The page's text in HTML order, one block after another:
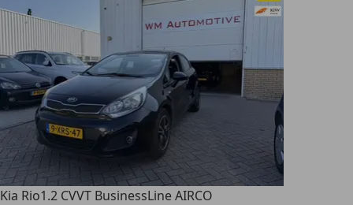
Kia Rio1.2 CVVT BusinessLine AIRCO